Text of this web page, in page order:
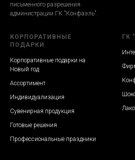
письменного разрешения
администрации ГК "Конфаэль".
КОРПОРАТИВНЫЕ
ПОДАРКИ
Корпоративные подарки на
Новый год
Ассортимент
Индивидуализация
Сувенирная продукция
Готовые решения
Профессиональные праздники
ГК